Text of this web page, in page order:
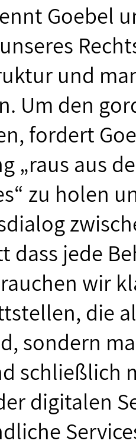
Goebel
und
Um den
fordert
„raus aus
zu holen
dass jede
wir
die
sondern
schließlich
digitalen